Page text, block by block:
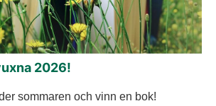
2026!
sommaren och vinn en bok!